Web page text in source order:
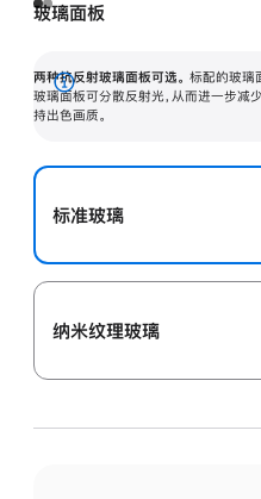
玻璃面板
两种抗反射玻璃面板可选。 标配的玻璃
玻璃面板可分散反射光，从而进一步减
持出色画质。
展
开
标准玻璃
纳米纹理玻璃